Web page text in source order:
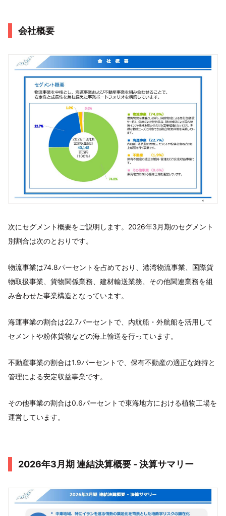
会社概要
次にセグメント概要をご説明します。2026年3月期のセグメント
別割合は次のとおりです。
物流事業は74.8パーセントを占めており、港湾物流事業、国際貨
物取扱事業、貨物関係業務、建材輸送業務、その他関連業務を組
み合わせた事業構造となっています。
海運事業の割合は22.7パーセントで、内航船・外航船を活用して
セメントや粉体貨物などの海上輸送を行っています。
不動産事業の割合は1.9パーセントで、保有不動産の適正な維持と
管理による安定収益事業です。
その他事業の割合は0.6パーセントで東海地方における植物工場を
運営しています。
2026年3月期 連結決算概要 - 決算サマリー